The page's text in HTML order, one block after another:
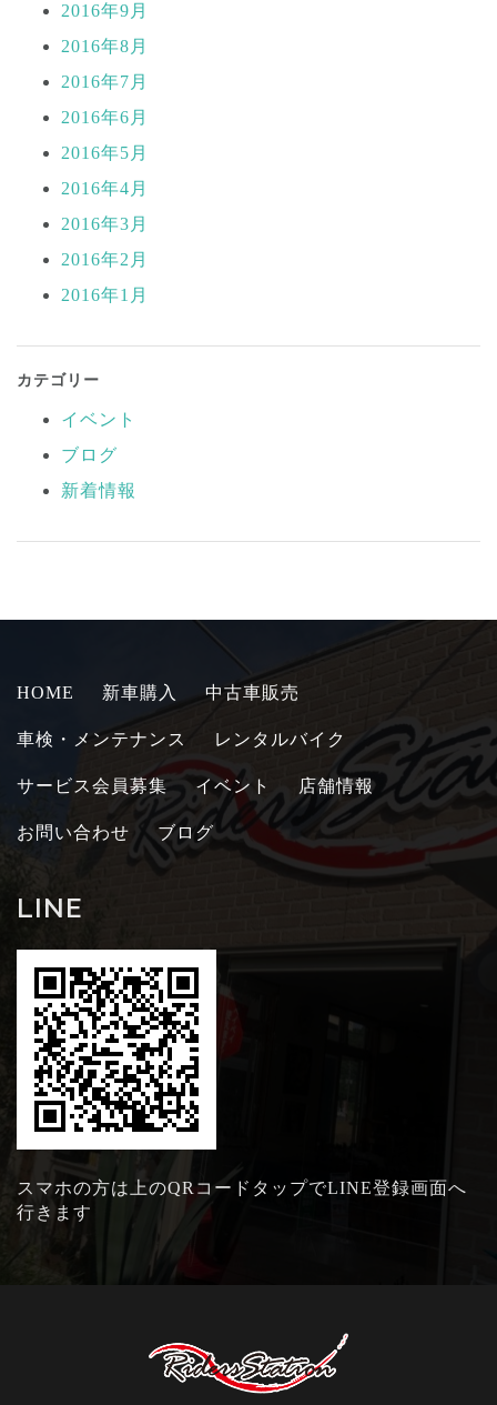
2016年9月
2016年8月
2016年7月
2016年6月
2016年5月
2016年4月
2016年3月
2016年2月
2016年1月
カテゴリー
イベント
ブログ
新着情報
HOME 新車購入 中古車販売
車検・メンテナンス レンタルバイク
サービス会員募集 イベント 店舗情報
お問い合わせ ブログ
LINE
スマホの方は上のQRコードタップでLINE登録画面へ
行きます